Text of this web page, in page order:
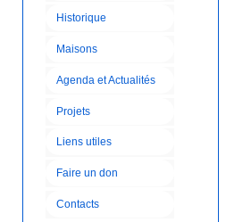
Historique
Maisons
Agenda et Actualités
Projets
Liens utiles
Faire un don
Contacts